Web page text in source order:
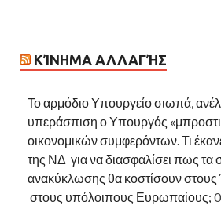
ΚΊΝΗΜΑ ΑΛΛΑΓΉΣ
Το αρμόδιο Υπουργείο σιωπά,
υπεράσπιση ο Υπουργός
οικονομικών συμφερόντων. Τι
της ΝΔ για να διασφαλίσει πως τα
ανακύκλωσης θα κοστίσουν
στους υπόλοιπους Ευρωπαίους;